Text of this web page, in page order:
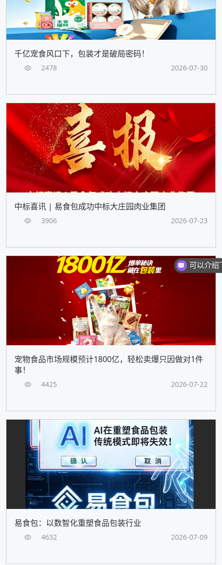
千亿宠食风口下，包装才是破局密码！
2478 2026-07-30
中标喜讯 | 易食包成功中标大庄园肉业集团
3906 2026-07-23
宠物食品市场规模预计1800亿，轻松卖爆只因做对1件
事！
4425 2026-07-22
易食包：以数智化重塑食品包装行业
4632 2026-07-09